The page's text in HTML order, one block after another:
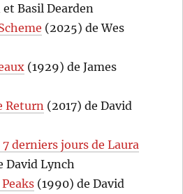
Basil Dearden
(2025) de Wes
(1929) de James
Return (2017) de David
derniers jours de Laura
David Lynch
(1990) de David